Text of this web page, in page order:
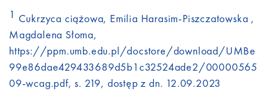
1 Cukrzyca ciążowa, Emilia Harasim-Piszczatowska ,
Magdalena Słoma,
https://ppm.umb.edu.pl/docstore/download/UMBe
99e86dae429433689d5b1c32524ade2/00000565
09-wcag.pdf, s. 219, dostęp z dn. 12.09.2023